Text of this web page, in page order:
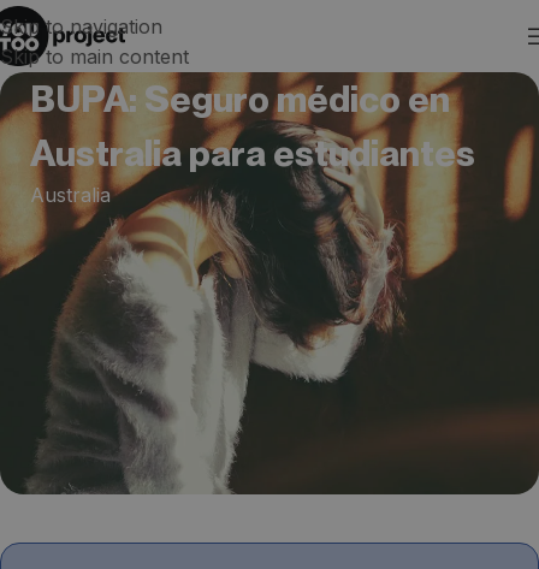
Skip to navigation
Skip to main content
BUPA: Seguro médico en
Australia para estudiantes
Australia